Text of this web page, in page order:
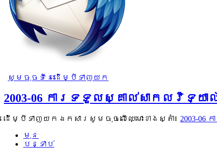
សូមចុចទីនេះដើម្បីទាញយក
2003-06 ការទទួលស្គាល់សាកលវិ
ដើម្បីទាញយកឯកសារសូមចុចលើឈ្មោះខាងស្តាំ៖ 2003-
មុន
បន្ទាប់